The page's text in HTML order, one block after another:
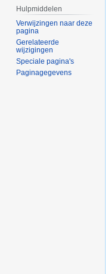
Hulpmiddelen
Verwijzingen naar deze
pagina
Gerelateerde
wijzigingen
Speciale pagina's
Paginagegevens